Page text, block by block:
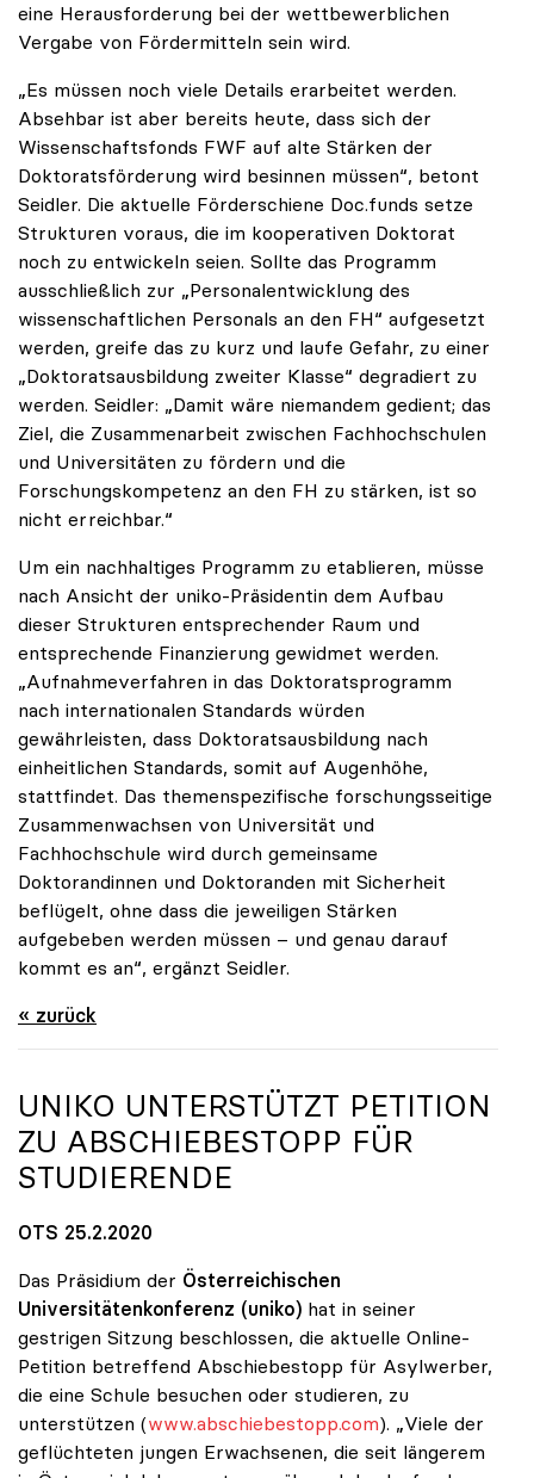
eine Herausforderung bei der wettbewerblichen
Vergabe von Fördermitteln sein wird.
„Es müssen noch viele Details erarbeitet werden.
Absehbar ist aber bereits heute, dass sich der
Wissenschaftsfonds FWF auf alte Stärken der
Doktoratsförderung wird besinnen müssen“, betont
Seidler. Die aktuelle Förderschiene Doc.funds setze
Strukturen voraus, die im kooperativen Doktorat
noch zu entwickeln seien. Sollte das Programm
ausschließlich zur „Personalentwicklung des
wissenschaftlichen Personals an den FH“ aufgesetzt
werden, greife das zu kurz und laufe Gefahr, zu einer
„Doktoratsausbildung zweiter Klasse“ degradiert zu
werden. Seidler: „Damit wäre niemandem gedient; das
Ziel, die Zusammenarbeit zwischen Fachhochschulen
und Universitäten zu fördern und die
Forschungskompetenz an den FH zu stärken, ist so
nicht erreichbar.“
Um ein nachhaltiges Programm zu etablieren, müsse
nach Ansicht der uniko-Präsidentin dem Aufbau
dieser Strukturen entsprechender Raum und
entsprechende Finanzierung gewidmet werden.
„Aufnahmeverfahren in das Doktoratsprogramm
nach internationalen Standards würden
gewährleisten, dass Doktoratsausbildung nach
einheitlichen Standards, somit auf Augenhöhe,
stattfindet. Das themenspezifische forschungsseitige
Zusammenwachsen von Universität und
Fachhochschule wird durch gemeinsame
Doktorandinnen und Doktoranden mit Sicherheit
beflügelt, ohne dass die jeweiligen Stärken
aufgebeben werden müssen – und genau darauf
kommt es an“, ergänzt Seidler.
« zurück
UNIKO UNTERSTÜTZT PETITION
ZU ABSCHIEBESTOPP FÜR
STUDIERENDE
OTS 25.2.2020
Das Präsidium der Österreichischen
Universitätenkonferenz (uniko) hat in seiner
gestrigen Sitzung beschlossen, die aktuelle Online-
Petition betreffend Abschiebestopp für Asylwerber,
die eine Schule besuchen oder studieren, zu
unterstützen (www.abschiebestopp.com). „Viele der
geflüchteten jungen Erwachsenen, die seit längerem